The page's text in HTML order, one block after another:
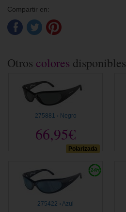
Compartir en:
Otros colores disponibles
Polarizada
275881 › Negro
66,95€
275422 › Azul